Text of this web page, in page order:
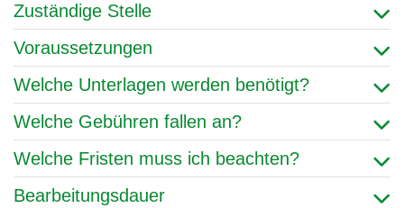
Zuständige Stelle
Voraussetzungen
Welche Unterlagen werden benötigt?
Welche Gebühren fallen an?
Welche Fristen muss ich beachten?
Bearbeitungsdauer